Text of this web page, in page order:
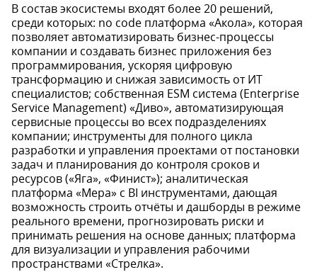
В состав экосистемы входят более 20 решений,
среди которых: no code платформа «Акола», которая
позволяет автоматизировать бизнес-процессы
компании и создавать бизнес приложения без
программирования, ускоряя цифровую
трансформацию и снижая зависимость от ИТ
специалистов; собственная ESM система (Enterprise
Service Management) «Диво», автоматизирующая
сервисные процессы во всех подразделениях
компании; инструменты для полного цикла
разработки и управления проектами от постановки
задач и планирования до контроля сроков и
ресурсов («Яга», «Финист»); аналитическая
платформа «Мера» с BI инструментами, дающая
возможность строить отчёты и дашборды в режиме
реального времени, прогнозировать риски и
принимать решения на основе данных; платформа
для визуализации и управления рабочими
пространствами «Стрелка».